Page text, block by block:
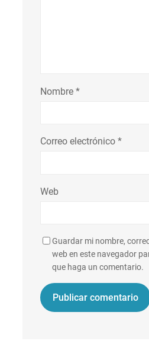
Nombre *
Correo electrónico *
Web
Guardar mi nombre,
web en este navegador
que haga un comentario.